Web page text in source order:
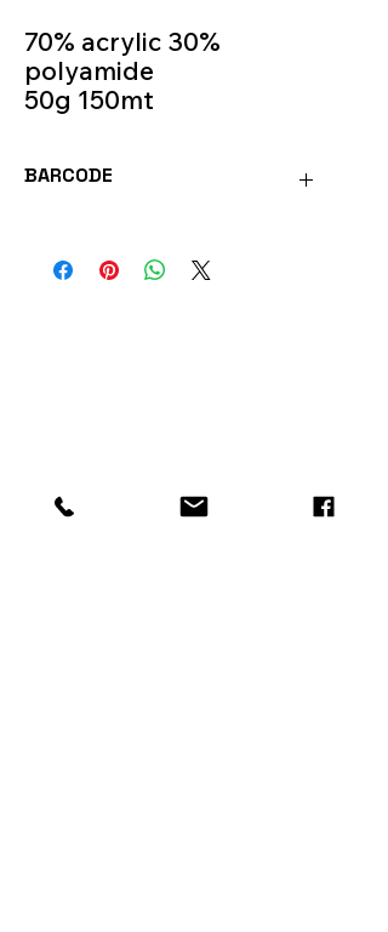
70% acrylic 30%
polyamide
50g 150mt
Colour 2
BARCODE